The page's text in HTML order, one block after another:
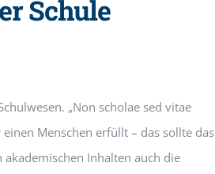
Schule
„Non scholae sed vitae
Menschen erfüllt – das sollte das
Inhalten auch die